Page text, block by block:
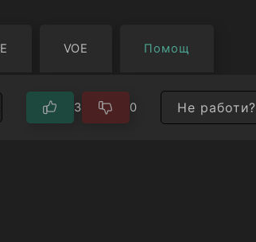
VOE Помощ
3 0 Не работи?